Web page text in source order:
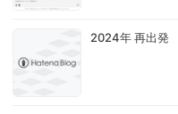
2024年 再出発